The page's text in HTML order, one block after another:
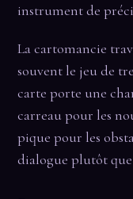
instrument de
La cartomancie
souvent le jeu de
carte porte une
carreau pour les
pique pour les
dialogue plutôt